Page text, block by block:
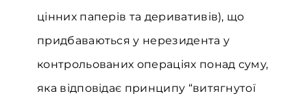
цінних паперів та деривативів), що
придбаваються у нерезидента у
контрольованих операціях понад суму,
яка відповідає принципу “витягнутої